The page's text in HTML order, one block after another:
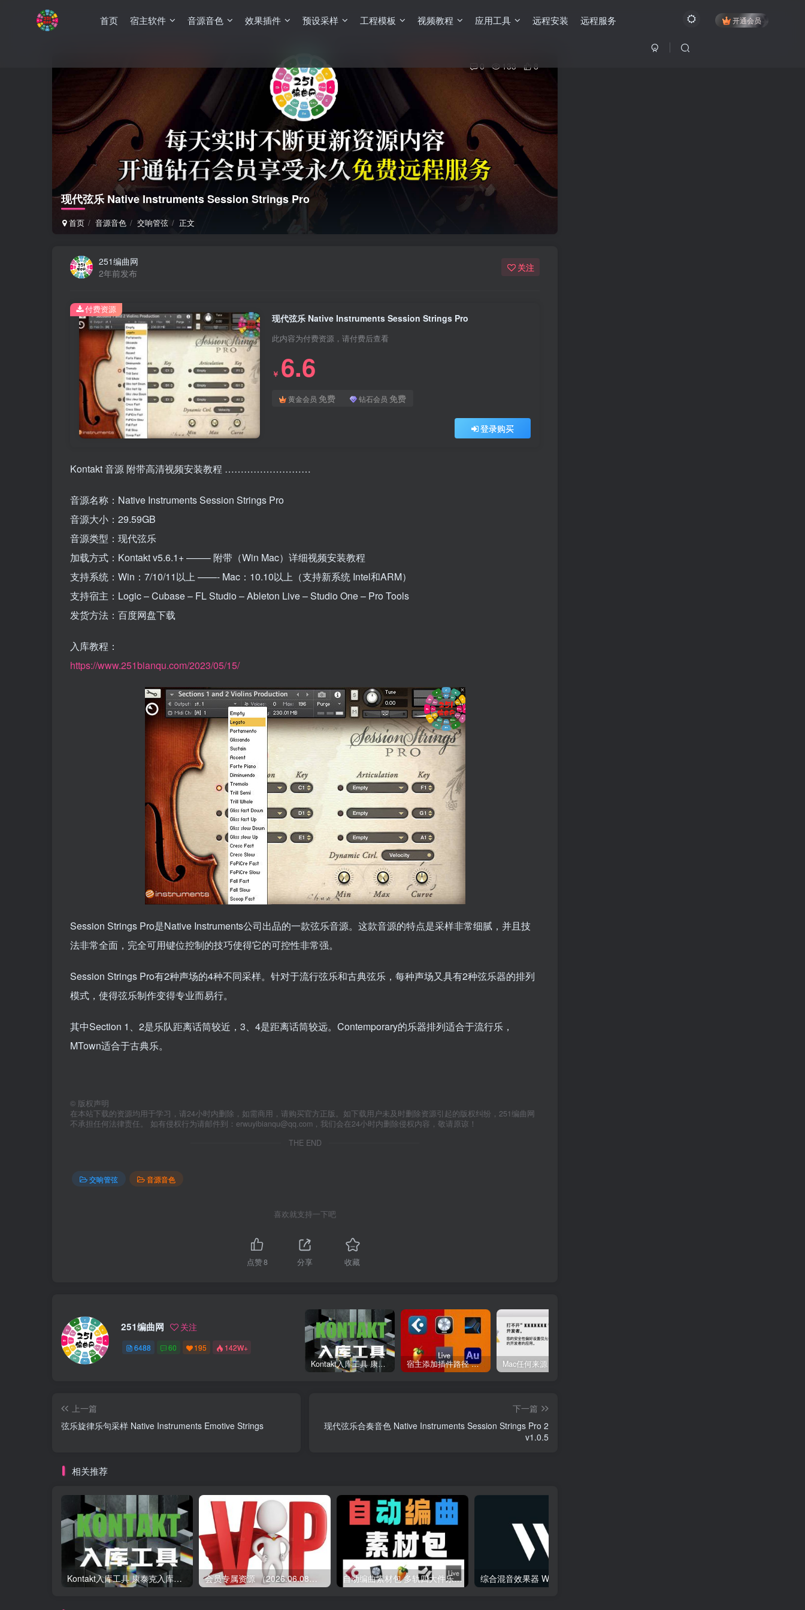
首页 宿主软件 音源音色 效果插件 预设采样 工程模板 视频教程 应用工具 远程安装 远程服务 开通会员
现代弦乐 Native Instruments Session Strings Pro
首页 音源音色 交响管弦 正文
0 133 8
251编曲网
2年前发布
关注
现代弦乐 Native Instruments Session Strings Pro
此内容为付费资源，请付费后查看
￥ 6.6
黄金会员 免费 钻石会员 免费
登录购买
付费资源
Kontakt 音源 附带高清视频安装教程 ………………………
音源名称：Native Instruments Session Strings Pro
音源大小：29.59GB
音源类型：现代弦乐
加载方式：Kontakt v5.6.1+ ——– 附带（Win Mac）详细视频安装教程
支持系统：Win：7/10/11以上 ——- Mac：10.10以上（支持新系统 Intel和ARM）
支持宿主：Logic – Cubase – FL Studio – Ableton Live – Studio One – Pro Tools
发货方法：百度网盘下载
入库教程：
https://www.251bianqu.com/2023/05/15/
Session Strings Pro是Native Instruments公司出品的一款弦乐音源。这款音源的特点是采样非常细腻，并且技
法非常全面，完全可用键位控制的技巧使得它的可控性非常强。
Session Strings Pro有2种声场的4种不同采样。针对于流行弦乐和古典弦乐，每种声场又具有2种弦乐器的排列
模式，使得弦乐制作变得专业而易行。
其中Section 1、2是乐队距离话筒较近，3、4是距离话筒较远。Contemporary的乐器排列适合于流行乐，
MTown适合于古典乐。
© 版权声明
在本站下载的资源均用于学习，请24小时内删除，如需商用，请购买官方正版。如下载用户未及时删除资源引起的版权纠纷，251编曲网
不承担任何法律责任。 如有侵权行为请邮件到：erwuyibianqu@qq.com，我们会在24小时内删除侵权内容，敬请原谅！
THE END
交响管弦 音源音色
喜欢就支持一下吧
点赞8 分享 收藏
251编曲网 关注
6488 60 195 142W+
Kontakt入库工具 康泰克入库教程 宿主添加插件路径 插件路径设置 VSTPlugins路径
上一篇
弦乐旋律乐句采样 Native Instruments Emotive Strings
下一篇
现代弦乐合奏音色 Native Instruments Session Strings Pro 2
v1.0.5
相关推荐
Kontakt入库工具 康泰克入库教程 会员专属资源 （2026.06.08更新） 自动编曲素材包 多轨四大件乐器 Midi文件